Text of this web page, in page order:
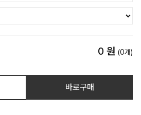
0 원 (0개)
바로구매